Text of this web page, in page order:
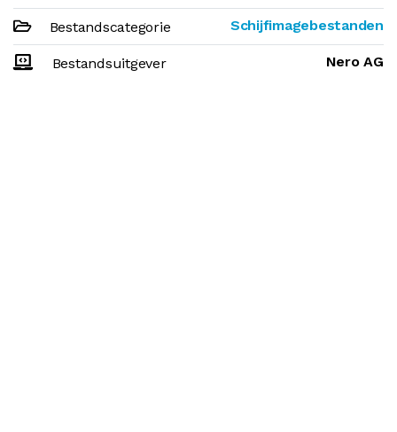
Bestandscategorie Schijfimagebestanden
Bestandsuitgever Nero AG